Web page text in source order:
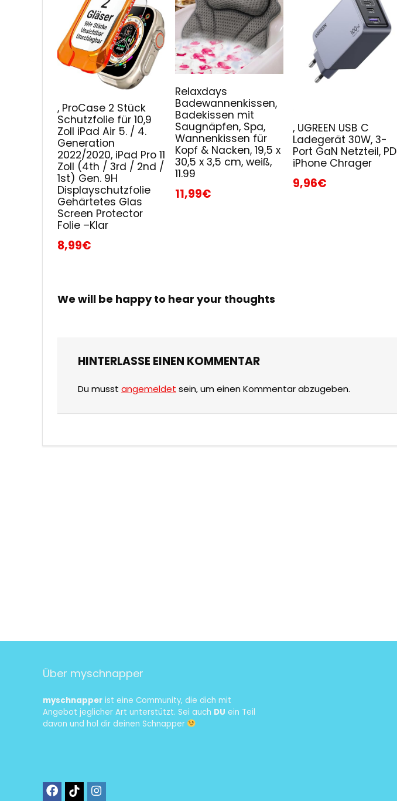
, ProCase 2 Stück
Schutzfolie für 10,9
Zoll iPad Air 5. / 4.
Generation
2022/2020, iPad Pro 11
Zoll (4th / 3rd / 2nd /
1st) Gen. 9H
Displayschutzfolie
Gehärtetes Glas
Screen Protector
Folie –Klar
8,99€
Relaxdays
Badewannenkissen,
Badekissen mit
Saugnäpfen, Spa,
Wannenkissen für
Kopf & Nacken, 19,5 x
30,5 x 3,5 cm, weiß,
11.99
11,99€
, UGREEN USB C
Ladegerät 30W, 3-
Port GaN Netzteil, PD
iPhone Chrager
9,96€
We will be happy to hear your thoughts
HINTERLASSE EINEN KOMMENTAR
Du musst angemeldet sein, um einen Kommentar abzugeben.
Über myschnapper
myschnapperist eine Community, die dich mit
Angebot jeglicher Art unterstützt. Sei auch DU ein Teil
davon und hol dir deinen Schnapper